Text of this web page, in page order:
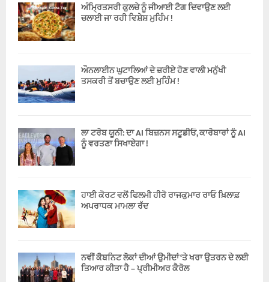
ਅੰਮ੍ਰਿਤਸਰੀ ਕੁਲਚੇ ਨੂੰ ਜੀਆਈ ਟੈਗ ਦਿਵਾਉਣ ਲਈ
ਚਲਾਈ ਜਾ ਰਹੀ ਵਿਸ਼ੇਸ਼ ਮੁਹਿੰਮ !
ਔਨਲਾਈਨ ਘੁਟਾਲਿਆਂ ਦੇ ਜ਼ਰੀਏ ਹੋਣ ਵਾਲੀ ਮਨੁੱਖੀ
ਤਸਕਰੀ ਤੋਂ ਬਚਾਉਣ ਲਈ ਮੁਹਿੰਮ !
ਲਾ ਟਰੋਬ ਯੂਨੀ: ਦਾ AI ਬਿਜ਼ਨਸ ਸਟੂਡੀਓ, ਕਾਰੋਬਾਰਾਂ ਨੂੰ AI
ਨੂੰ ਵਰਤਣਾ ਸਿਖਾਏਗਾ !
ਹਾਈ ਕੋਰਟ ਵਲੋਂ ਫਿਲਮੀ ਹੀਰੋ ਰਾਜਕੁਮਾਰ ਰਾਓ ਖ਼ਿਲਾਫ਼
ਅਪਰਾਧਕ ਮਾਮਲਾ ਰੱਦ
ਨਵੀਂ ਕੈਬਨਿਟ ਲੋਕਾਂ ਦੀਆਂ ਉਮੀਦਾਂ ‘ਤੇ ਖਰਾ ਉਤਰਨ ਦੇ ਲਈ
ਤਿਆਰ ਕੀਤਾ ਹੈ – ਪ੍ਰੀਮੀਅਰ ਕੈਰੋਲ